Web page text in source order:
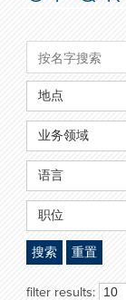
地点
业务领域
语言
职位
搜索 重置
filter results: